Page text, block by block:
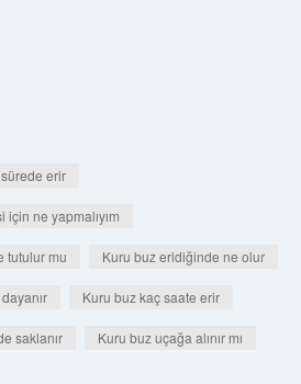
erir
ne yapmalıyım
tutulur mu Kuru buz eridiğinde ne olur
Kuru buz kaç saate erir
saklanır Kuru buz uçağa alınır mı